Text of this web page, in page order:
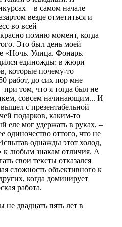
– в самом начале
везде отметиться и
во всей
помню момент, когда
Это был день моей
«Ночь. Улица. Фонарь.
единожды: в жюри
которые почему-то
работ, до сих пор мне
при том, что я тогда был не
совсем начинающим... И
с презентабельной
подарков, каким-то
еле мог удержать в руках, –
одиночество оттого, что не
однажды этот холод,
к любым знакам отличия. А
свои тексты отказался
сложность объективного к
когда доминирует
работа.
двадцать пять лет в